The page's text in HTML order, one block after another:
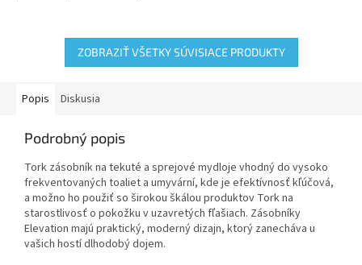
ZOBRAZIŤ VŠETKY SÚVISIACE PRODUKTY
Popis Diskusia
Podrobný popis
Tork zásobník na tekuté a sprejové mydloje vhodný do vysoko
frekventovaných toaliet a umyvární, kde je efektívnosť kľúčová,
a možno ho použiť so širokou škálou produktov Tork na
starostlivosť o pokožku v uzavretých fľašiach. Zásobníky
Elevation majú praktický, moderný dizajn, ktorý zanecháva u
vašich hostí dlhodobý dojem.